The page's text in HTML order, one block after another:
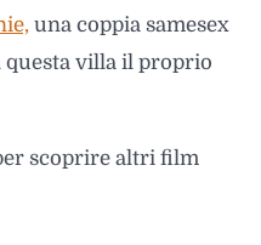
una coppia samesex
questa villa il proprio
scoprire altri film